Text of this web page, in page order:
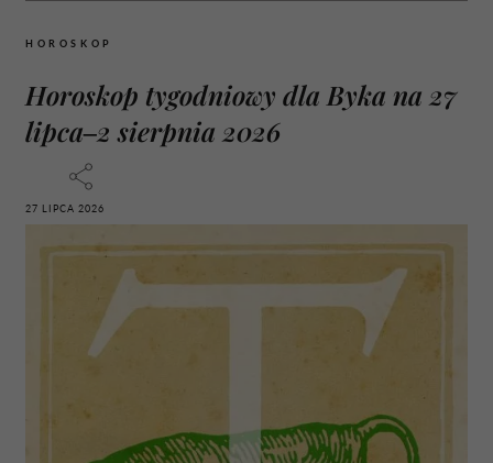
HOROSKOP
Horoskop tygodniowy dla Byka na 27
lipca–2 sierpnia 2026
27 LIPCA 2026